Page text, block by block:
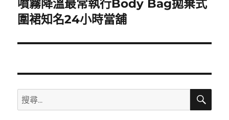
下
一
文
噴霧降溫最常執行Body Bag拋棄式
圍裙知名24小時當舖
搜
尋
搜